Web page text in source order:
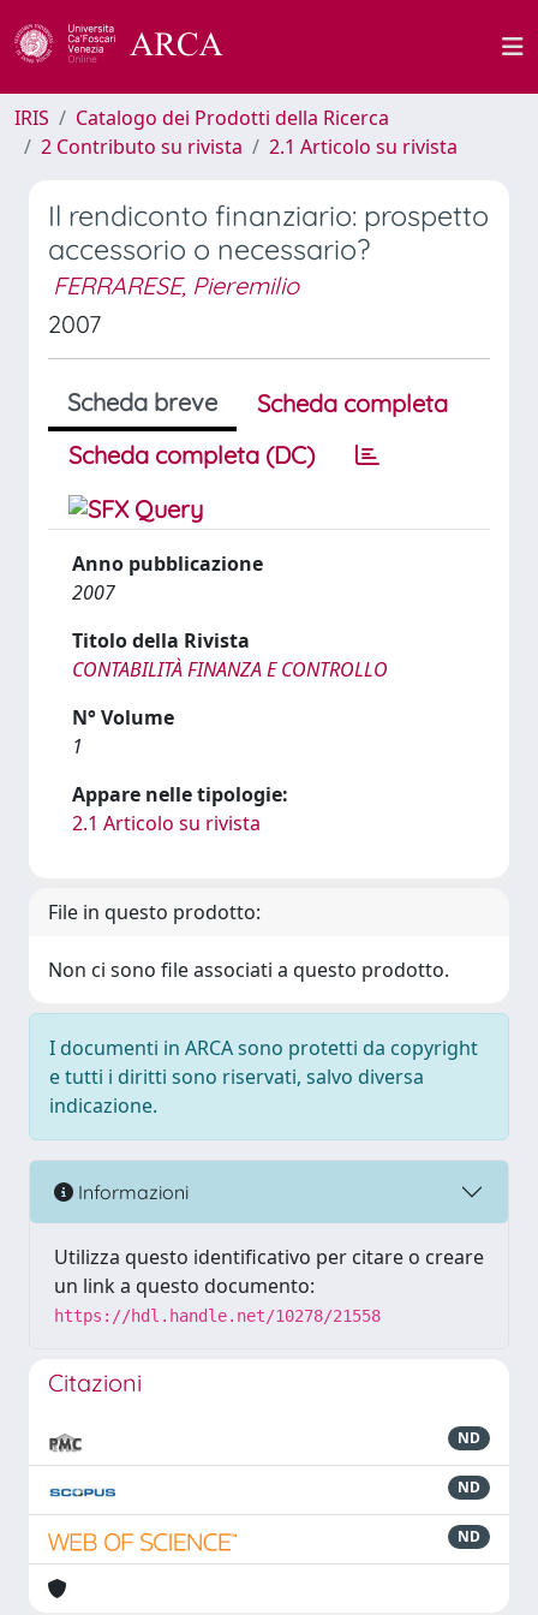
IRIS
Catalogo dei Prodotti della Ricerca
2 Contributo su rivista
2.1 Articolo su rivista
Il rendiconto finanziario: prospetto
accessorio o necessario?
FERRARESE, Pieremilio
2007
Scheda breve
Scheda completa
Scheda completa (DC)
Anno pubblicazione
2007
Titolo della Rivista
CONTABILITÀ FINANZA E CONTROLLO
N° Volume
1
Appare nelle tipologie:
2.1 Articolo su rivista
File in questo prodotto:
Non ci sono file associati a questo prodotto.
I documenti in ARCA sono protetti da copyright
e tutti i diritti sono riservati, salvo diversa
indicazione.
Informazioni
Utilizza questo identificativo per citare o creare
un link a questo documento:
https://hdl.handle.net/10278/21558
Citazioni
ND
ND
ND